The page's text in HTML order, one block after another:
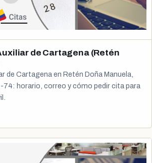
de Cartagena (Retén
de Cartagena en Retén Doña Manuela,
horario, correo y cómo pedir cita para